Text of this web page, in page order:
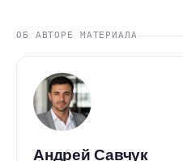
ОБ АВТОРЕ МАТЕРИАЛА
Андрей Савчук